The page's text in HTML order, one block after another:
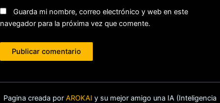
Guarda mi nombre, correo electrónico y web en este
navegador para la próxima vez que comente.
Pagina creada por AROKAI y su mejor amigo una IA (Inteligencia